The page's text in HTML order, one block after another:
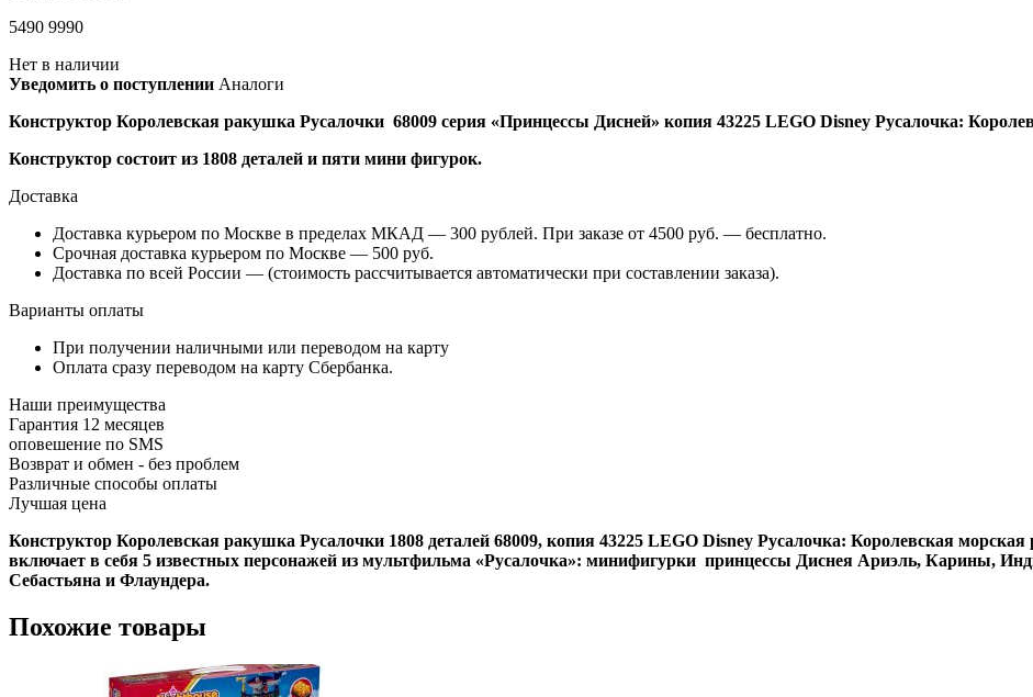
5490 9990
Нет в наличии
Уведомить о поступлении Аналоги
Конструктор Королевская ракушка Русалочки 68009 серия «Принцессы Дисней» копия 43225 LEGO Disney Русалочка:
Конструктор состоит из 1808 деталей и пяти мини фигурок.
Доставка
Доставка курьером по Москве в пределах МКАД — 300 рублей. При заказе от 4500 руб. — бесплатно.
Срочная доставка курьером по Москве — 500 руб.
Доставка по всей России — (стоимость рассчитывается автоматически при составлении заказа).
Варианты оплаты
При получении наличными или переводом на карту
Оплата сразу переводом на карту Сбербанка.
Наши преимущества
Гарантия 12 месяцев
оповешение по SMS
Возврат и обмен - без проблем
Различные способы оплаты
Лучшая цена
Конструктор Королевская ракушка Русалочки 1808 деталей 68009, копия 43225 LEGO Disney Русалочка: Королевская морская
включает в себя 5 известных персонажей из мультфильма «Русалочка»: минифигурки принцессы Диснея Ариэль, Карины,
Себастьяна и Флаундера.
Похожие товары